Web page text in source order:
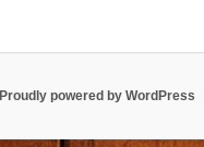
Proudly powered by WordPress